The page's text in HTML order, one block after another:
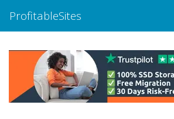
ProfitableSites